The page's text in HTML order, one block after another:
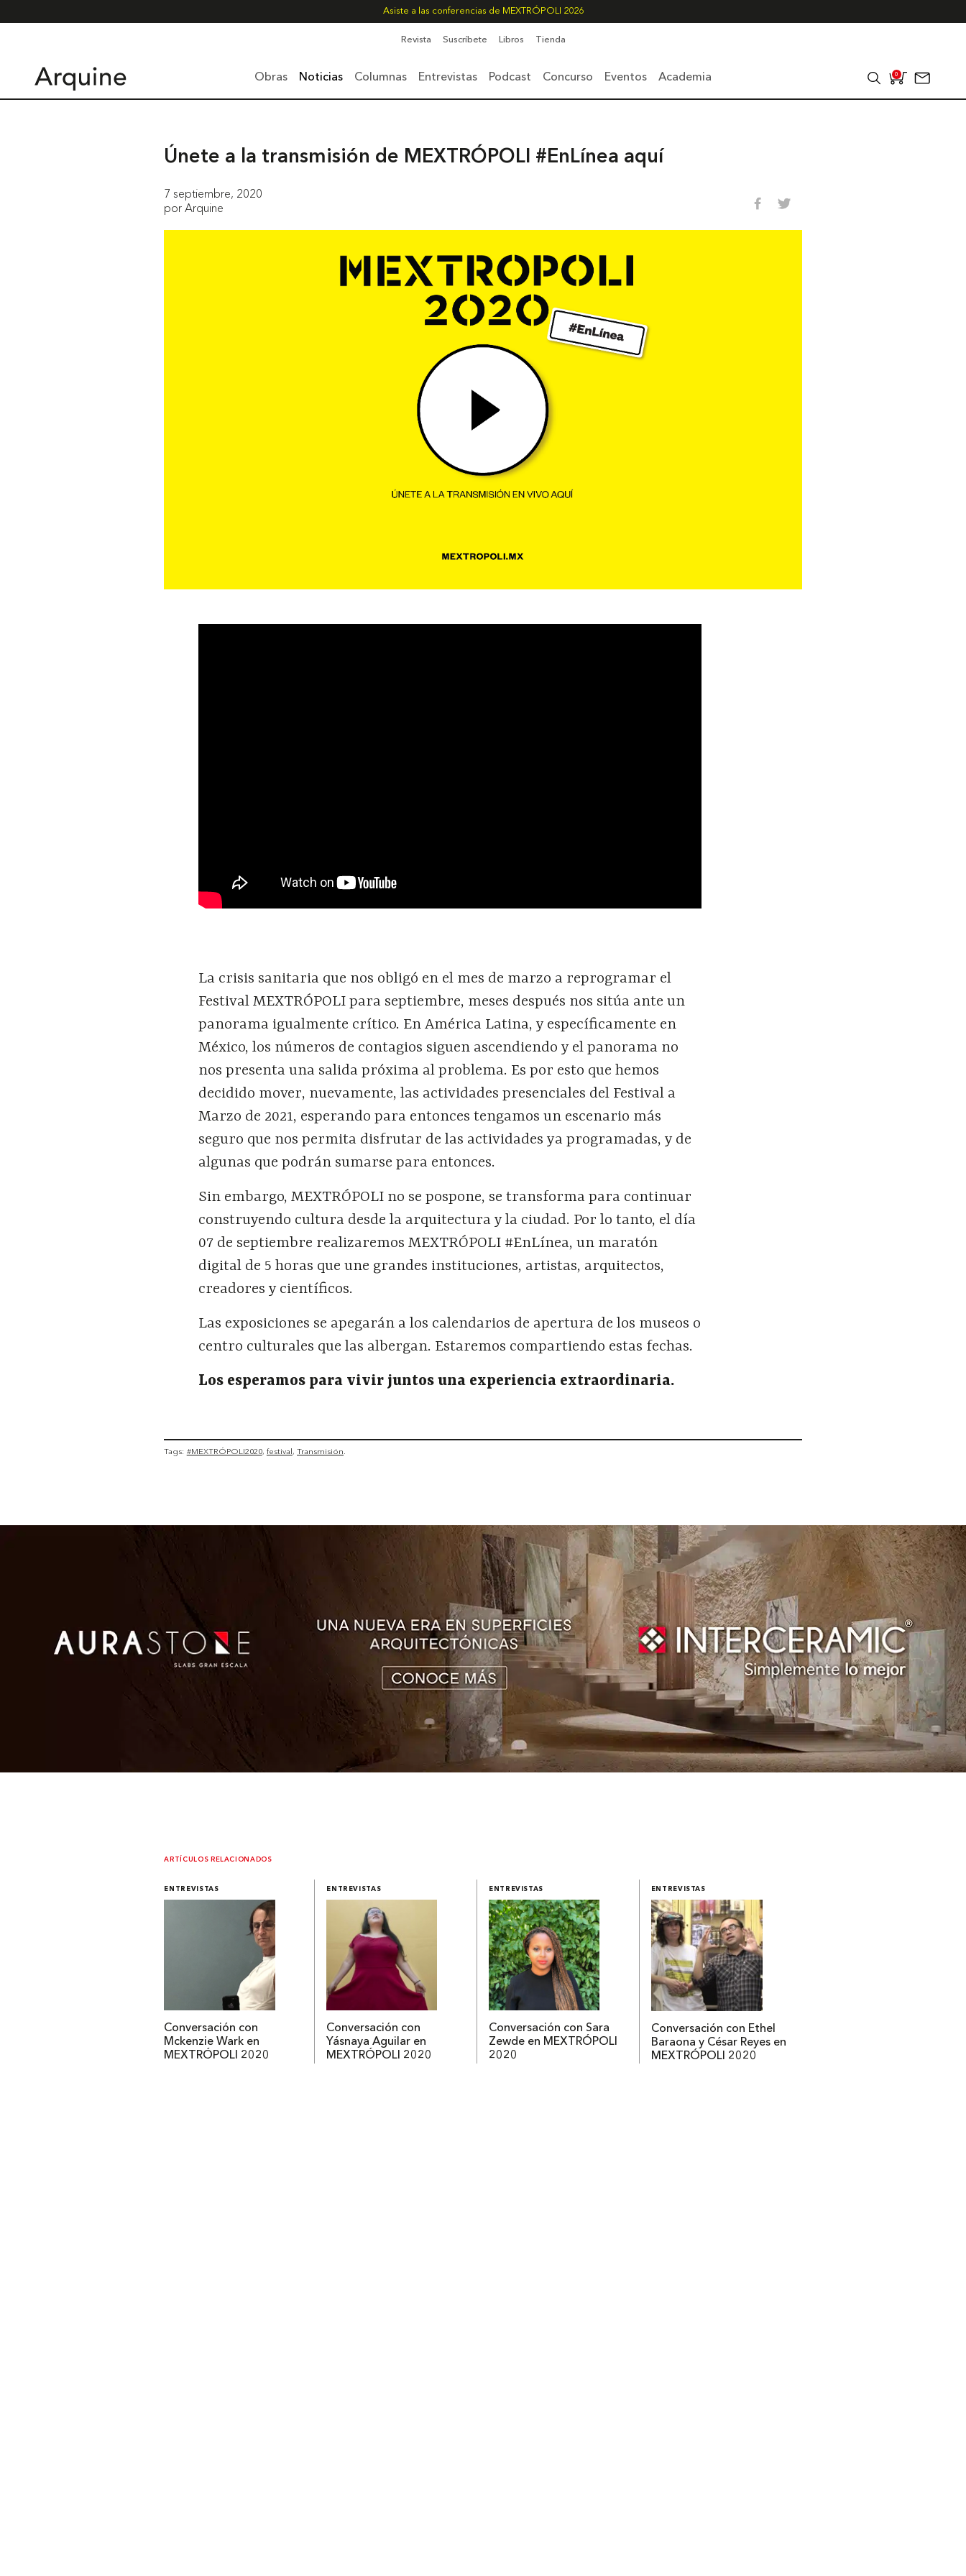
Asiste a las conferencias de MEXTRÓPOLI 2026
Revista Suscríbete Libros Tienda
Obras Noticias Columnas Entrevistas Podcast Concurso Eventos Academia 0
Únete a la transmisión de MEXTRÓPOLI #EnLínea aquí
7 septiembre, 2020
por Arquine
La crisis sanitaria que nos obligó en el mes de marzo a reprogramar el
Festival MEXTRÓPOLI para septiembre, meses después nos sitúa ante un
panorama igualmente crítico. En América Latina, y específicamente en
México, los números de contagios siguen ascendiendo y el panorama no
nos presenta una salida próxima al problema. Es por esto que hemos
decidido mover, nuevamente, las actividades presenciales del Festival a
Marzo de 2021, esperando para entonces tengamos un escenario más
seguro que nos permita disfrutar de las actividades ya programadas, y de
algunas que podrán sumarse para entonces.
Sin embargo, MEXTRÓPOLI no se pospone, se transforma para continuar
construyendo cultura desde la arquitectura y la ciudad. Por lo tanto, el día
07 de septiembre realizaremos MEXTRÓPOLI #EnLínea, un maratón
digital de 5 horas que une grandes instituciones, artistas, arquitectos,
creadores y científicos.
Las exposiciones se apegarán a los calendarios de apertura de los museos o
centro culturales que las albergan. Estaremos compartiendo estas fechas.
Los esperamos para vivir juntos una experiencia extraordinaria.
Tags: #MEXTRÓPOLI2020 festival Transmisión
ARTÍCULOS RELACIONADOS
ENTREVISTAS
Conversación con
Mckenzie Wark en
MEXTRÓPOLI 2020
ENTREVISTAS
Conversación con
Yásnaya Aguilar en
MEXTRÓPOLI 2020
ENTREVISTAS
Conversación con Sara
Zewde en MEXTRÓPOLI
2020
ENTREVISTAS
Conversación con Ethel
Baraona y César Reyes en
MEXTRÓPOLI 2020